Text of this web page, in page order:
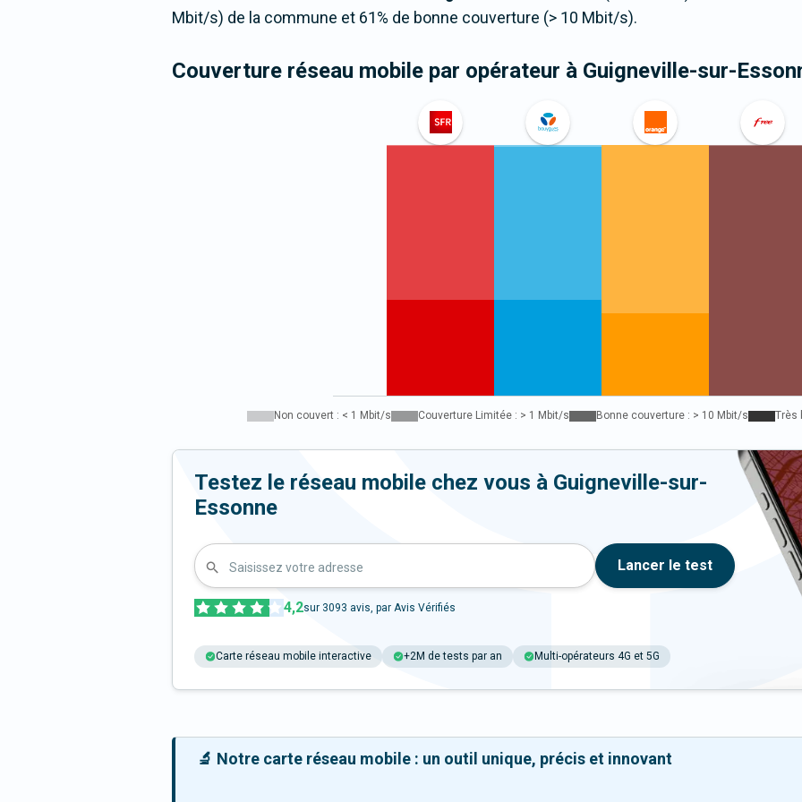
Mbit/s) de la commune et 61% de bonne couverture (> 10 Mbit/s).
Couverture réseau mobile par opérateur à Guigneville-sur-
Non couvert : < 1 Mbit/s Couverture Limitée : > 1 Mbit/s Bonne couverture : > 10 Mbit/s Très
Testez le réseau mobile chez vous à Guigneville-sur-
Essonne
Saisissez votre adresse Lancer le test
4,2sur 3093 avis, par Avis Vérifiés
Carte réseau mobile interactive +2M de tests par an Multi-opérateurs 4G et 5G
🔬 Notre carte réseau mobile : un outil unique, précis et innovant